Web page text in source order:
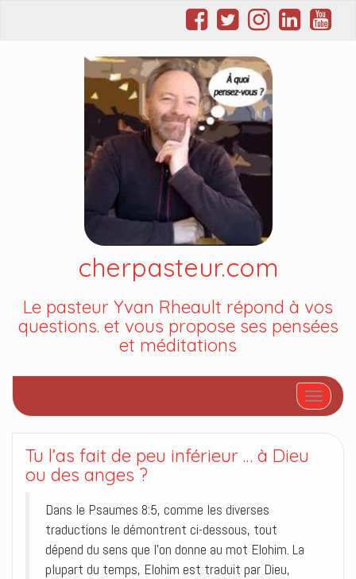
cherpasteur.com
Le pasteur Yvan Rheault répond à vos
questions. et vous propose ses pensées
et méditations
Afficher/
Tu l’as fait de peu inférieur … à Dieu
ou des anges ?
Dans le Psaumes 8:5, comme les diverses
traductions le démontrent ci-dessous, tout
dépend du sens que l’on donne au mot Elohim. La
plupart du temps, Elohim est traduit par Dieu,